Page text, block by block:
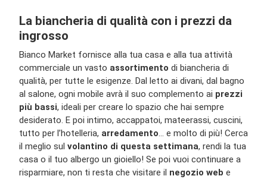
La biancheria di qualità con i prezzi da
ingrosso
Bianco Market fornisce alla tua casa e alla tua attività
commerciale un vasto assortimento di biancheria di
qualità, per tutte le esigenze. Dal letto ai divani, dal bagno
al salone, ogni mobile avrà il suo complemento ai prezzi
più bassi, ideali per creare lo spazio che hai sempre
desiderato. E poi intimo, accappatoi, mateerassi, cuscini,
tutto per l’hotelleria, arredamento… e molto di più! Cerca
il meglio sul volantino di questa settimana, rendi la tua
casa o il tuo albergo un gioiello! Se poi vuoi continuare a
risparmiare, non ti resta che visitare il negozio web e